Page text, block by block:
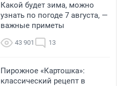
Какой будет зима, можно
узнать по погоде 7 августа, —
важные приметы
43 901 13
Пирожное «Картошка»:
классический рецепт в